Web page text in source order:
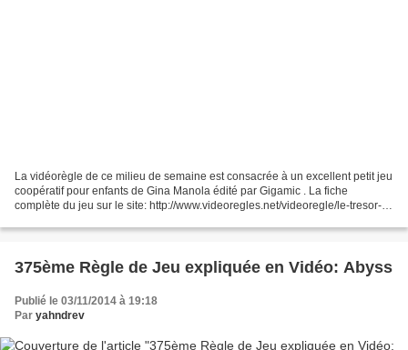
La vidéorègle de ce milieu de semaine est consacrée à un excellent petit jeu
coopératif pour enfants de Gina Manola édité par Gigamic . La fiche
complète du jeu sur le site: http://www.videoregles.net/videoregle/le-tresor-
375ème Règle de Jeu expliquée en Vidéo: Abyss
Publié le 03/11/2014 à 19:18
Par yahndrev